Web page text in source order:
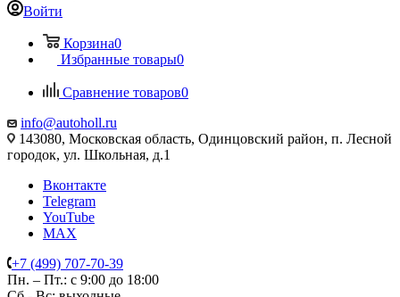
Войти
Корзина0
Избранные товары0
Сравнение товаров0
info@autoholl.ru
143080, Московская область, Одинцовский район, п. Лесной
городок, ул. Школьная, д.1
Вконтакте
Telegram
YouTube
MAX
+7 (499) 707-70-39
Пн. – Пт.: с 9:00 до 18:00